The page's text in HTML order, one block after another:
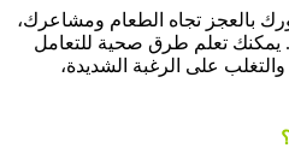
بالعجز تجاه الطعام ومشاعرك،
يمكنك تعلم طرق صحية للتعامل
على الرغبة الشديدة،